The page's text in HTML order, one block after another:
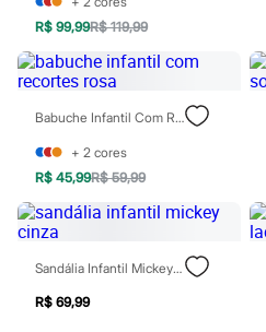
Calças
Calçados
Regatas
Moda íntima
Cuecas
Meias
Pijamas
Moda praia
Personagens
Plus size
Blusas e Camisetas
Calças
Camisas
Casacos e Jaquetas
Moda esportiva
R$ 99,99R$ 119,99
Babuche Infantil Com Recortes Rosa
+ 2 cores
R$ 45,99R$ 59,99
Sandália Infantil Mickey Cinza
R$ 69,99